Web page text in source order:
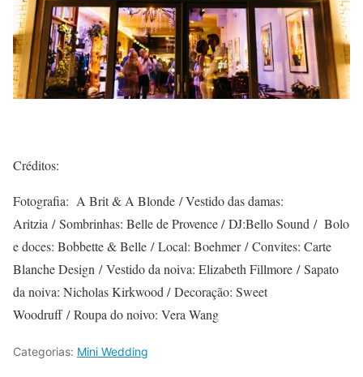
Créditos:
Fotografia: A Brit & A Blonde / Vestido das damas:
Aritzia / Sombrinhas: Belle de Provence / DJ:Bello Sound / Bolo
e doces: Bobbette & Belle / Local: Boehmer / Convites: Carte
Blanche Design / Vestido da noiva: Elizabeth Fillmore / Sapato
da noiva: Nicholas Kirkwood / Decoração: Sweet
Woodruff / Roupa do noivo: Vera Wang
Categorias: Mini Wedding